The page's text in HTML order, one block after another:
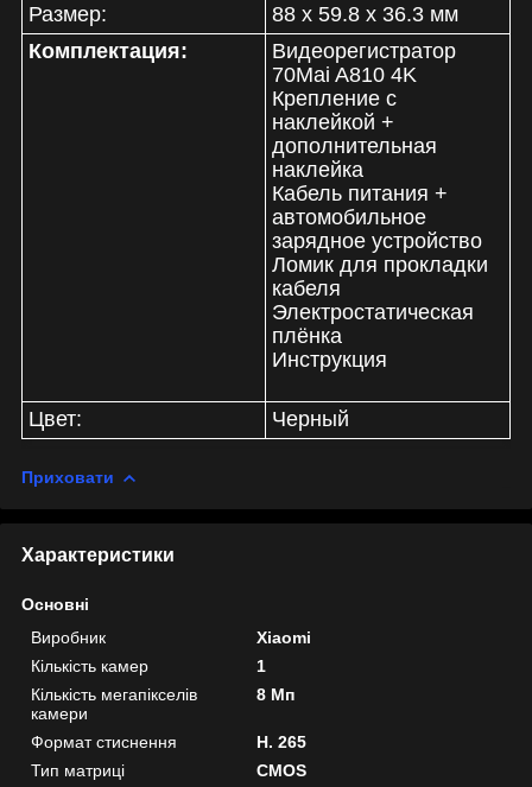
Размер:
88 х 59.8 х 36.3 мм
Комплектация:
Видеорегистратор
70Mai A810 4K
Крепление с
наклейкой +
дополнительная
наклейка
Кабель питания +
автомобильное
зарядное устройство
Ломик для прокладки
кабеля
Электростатическая
плёнка
Инструкция
Цвет: Черный
Приховати
Характеристики
Основні
Виробник
Xiaomi
Кількість камер
1
Кількість мегапікселів
камери
8 Мп
Формат стиснення
H. 265
Тип матриці
CMOS